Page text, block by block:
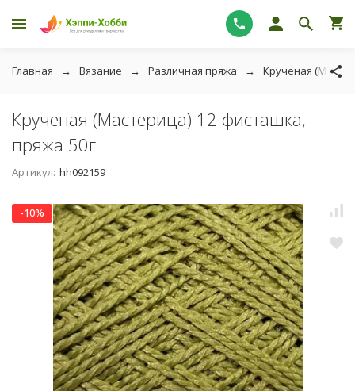
Главная Вязание Различная пряжа Крученая
Крученая (Мастерица) 12 фисташка,
пряжа 50г
Артикул: hh092159
-10%